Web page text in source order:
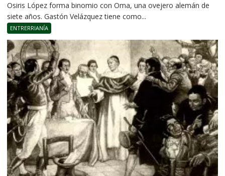
Osiris López forma binomio con Oma, una ovejero alemán de
siete años. Gastón Velázquez tiene como...
ENTRERRIANÍA